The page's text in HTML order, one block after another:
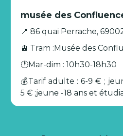
musée des
📍 86 quai Perrache,
🚊 Tram :Musée des
🕐Mar-dim : 10h30-18h30
💰Tarif adulte : 6-9 € ;
5 € ;jeune -18 ans et